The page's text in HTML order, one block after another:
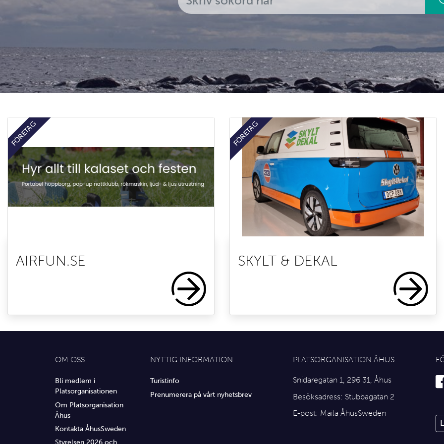
FÖRETAG
AIRFUN.SE
FÖRETAG
SKYLT & DEKAL
OM OSS
Bli medlem i
Platsorganisationen
Om Platsorganisation
Åhus
Kontakta ÅhusSweden
NYTTIG INFORMATION
Turistinfo
Prenumerera på vårt nyhetsbrev
PLATSORGANISATION ÅHUS
Snidaregatan 1, 296 31, Åhus
Besöksadress: Stubbagatan 2
E-post: Maila ÅhusSweden